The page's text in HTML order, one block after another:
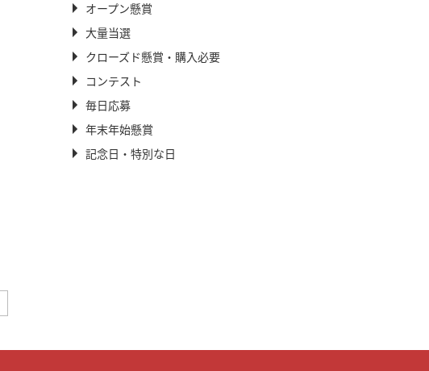
オープン懸賞
大量当選
クローズド懸賞・購入必要
コンテスト
毎日応募
年末年始懸賞
記念日・特別な日